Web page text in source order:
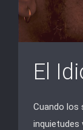
El
Cuando los
inquietudes